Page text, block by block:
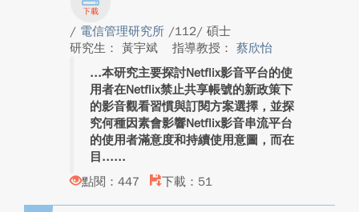
/ 電信管理研究所 /112/ 碩士
研究生： 黃宇斌
指導教授： 蔡欣怡
本研究主要探討Netflix影音平台的使
用者在Netflix禁止共享帳號的新政策下
的影音觀看習慣與訂閱方案選擇，並探
究何種因素會影響Netflix影音串流平台
的使用者滿意度和持續使用意圖，而在
目...
點閱：447
下載：51